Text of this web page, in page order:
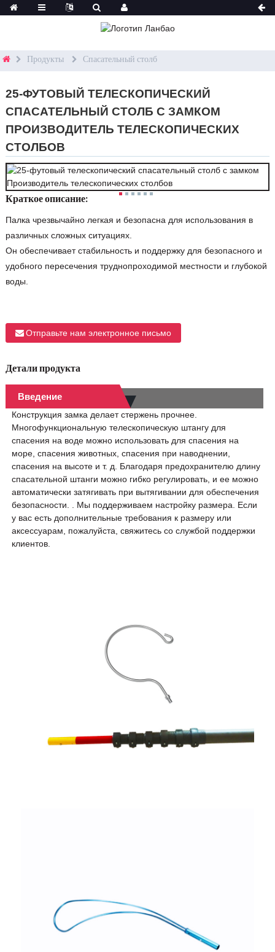
Продукты Спасательный столб
25-ФУТОВЫЙ ТЕЛЕСКОПИЧЕСКИЙ
СПАСАТЕЛЬНЫЙ СТОЛБ С ЗАМКОМ
ПРОИЗВОДИТЕЛЬ ТЕЛЕСКОПИЧЕСКИХ
СТОЛБОВ
Краткое описание:
Палка чрезвычайно легкая и безопасна для использования в
различных сложных ситуациях.
Он обеспечивает стабильность и поддержку для безопасного и
удобного пересечения труднопроходимой местности и глубокой
воды.
Отправьте нам электронное письмо
Детали продукта
Введение
Конструкция замка делает стержень прочнее.
Многофункциональную телескопическую штангу для
спасения на воде можно использовать для спасения на
море, спасения животных, спасения при наводнении,
спасения на высоте и т. д. Благодаря предохранителю длину
спасательной штанги можно гибко регулировать, и ее можно
автоматически затягивать при вытягивании для обеспечения
безопасности. . Мы поддерживаем настройку размера. Если
у вас есть дополнительные требования к размеру или
аксессуарам, пожалуйста, свяжитесь со службой поддержки
клиентов.